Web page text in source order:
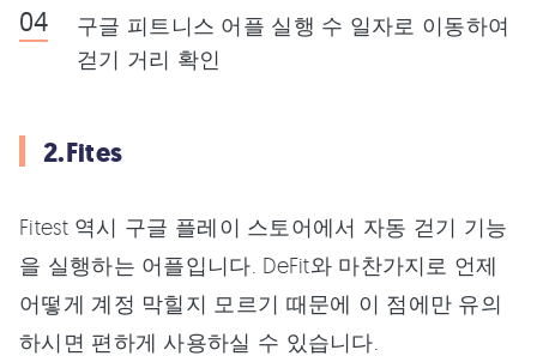
구글 피트니스 어플 실행 수 일자로 이동하여
걷기 거리 확인
2.Fites
Fitest 역시 구글 플레이 스토어에서 자동 걷기 기능
을 실행하는 어플입니다. DeFit와 마찬가지로 언제
어떻게 계정 막힐지 모르기 때문에 이 점에만 유의
하시면 편하게 사용하실 수 있습니다.